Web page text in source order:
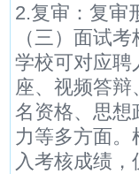
2.复审：复审
（三）面试考
学校可对应聘
座、视频答
名资格、思想
力等多方面
入考核成绩，